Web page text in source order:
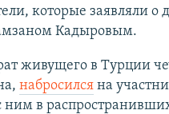
которые заявляли о
Кадыровым.
живущего в Турции
набросилсяна
ним в